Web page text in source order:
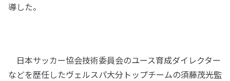
導した。
日本サッカー協会技術委員会のユース育成ダイレクター
などを歴任したヴェルスパ大分トップチームの須藤茂光監